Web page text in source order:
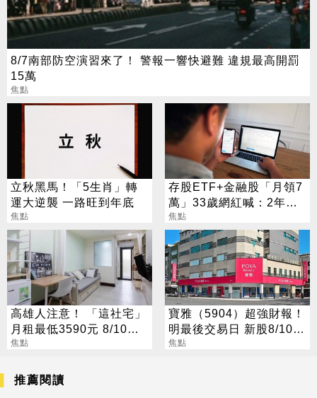
8/7南部防空演習來了！ 警報一響快避難 違規最高開罰
15萬
焦點
立秋黑馬！「5生肖」轉
運大逆襲 一路旺到年底
焦點
存股ETF+金融股「月領7
萬」33歲網紅喊：2年內
要退休
焦點
高雄人注意！ 「這社宅」
月租最低3590元 8/10起
放申請
焦點
寶雅（5904）超強財報！
明最後交易日 新股8/10股
價變十分之一
焦點
推薦閱讀